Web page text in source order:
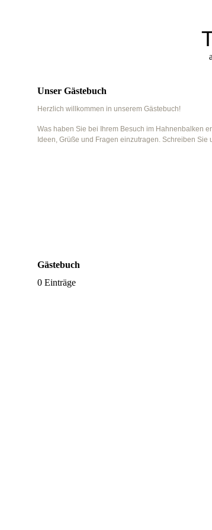
Unser Gästebuch
Herzlich willkommen in unserem Gästebuch!
Was haben Sie bei Ihrem Besuch im Hahnenbalken
Ideen, Grüße und Fragen einzutragen. Schreiben
Gästebuch
0 Einträge